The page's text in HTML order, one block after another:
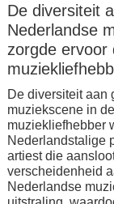
De diversiteit
Nederlandse
zorgde ervoor
De diversiteit aan
muziekscene in
muziekliefhebber
Nederlandstalige
artiest die
verscheidenheid
Nederlandse